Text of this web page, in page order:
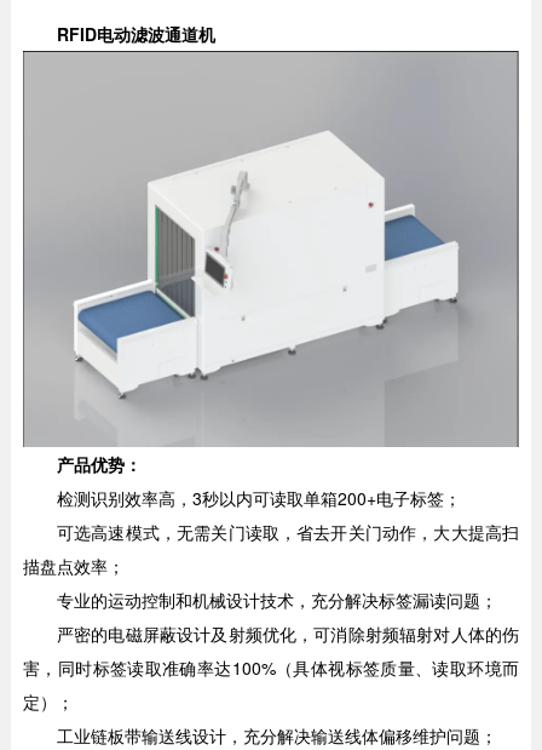
RFID电动滤波通道机
产品优势：
检测识别效率高，3秒以内可读取单箱200+电子标签；
可选高速模式，无需关门读取，省去开关门动作，大大提高扫
描盘点效率；
专业的运动控制和机械设计技术，充分解决标签漏读问题；
严密的电磁屏蔽设计及射频优化，可消除射频辐射对人体的伤
害，同时标签读取准确率达100%（具体视标签质量、读取环境而
定）；
工业链板带输送线设计，充分解决输送线体偏移维护问题；